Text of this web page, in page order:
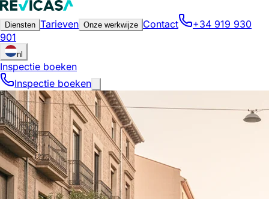
Diensten Tarieven Onze werkwijze Contact
+34 919 930
901
nl
Inspectie boeken
Inspectie boeken